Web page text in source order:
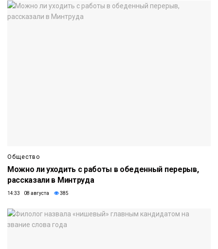
Общество
Можно ли уходить с работы в обеденный перерыв,
рассказали в Минтруда
14:33 08 августа 385